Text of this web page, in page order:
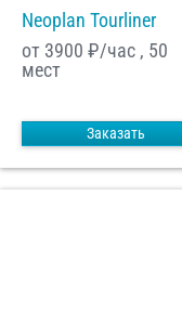
Neoplan Tourliner
от 3900 ₽/час , 50
мест
Заказать